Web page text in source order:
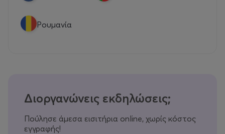
Ρουμανία
Διοργανώνεις εκδηλώσεις;
Πούλησε άμεσα εισιτήρια online, χωρίς κόστος
εγγραφής!